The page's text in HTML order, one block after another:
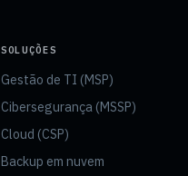
SOLUÇÕES
Gestão de TI (MSP)
Cibersegurança (MSSP)
Cloud (CSP)
Backup em nuvem